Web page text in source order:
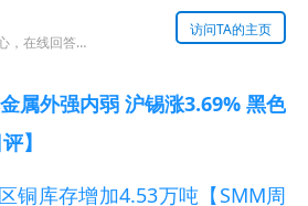
上海有色网资讯中心，在线回答您的提问！
访问TA的主页
属外强内弱 沪锡涨3.69% 黑色
】
铜库存增加4.53万吨【SMM周